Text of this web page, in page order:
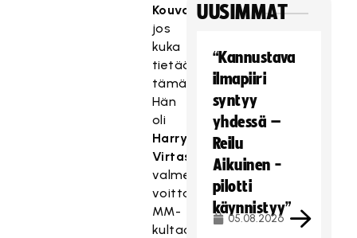
Kouvalainen,
jos
kuka
tietää
tämän.
Hän
oli
Harry
Virtasen
valmennustiimissä
voittamassa
MM-
kultaa
UUSIMMAT
“Kannustava
ilmapiiri
syntyy
yhdessä –
Reilu
Aikuinen -
pilotti
käynnistyy”
05.08.2026